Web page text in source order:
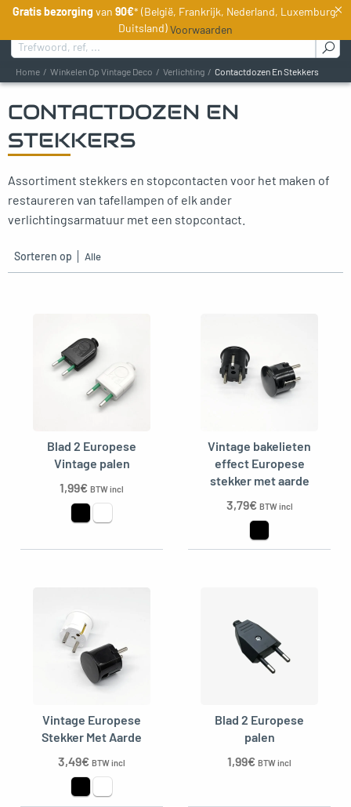
NL
Zoeken naar :
Home Winkelen Op Vintage Deco Verlichting Contactdozen En Stekkers
CONTACTDOZEN EN
STEKKERS
Assortiment stekkers en stopcontacten voor het maken of
restaureren van tafellampen of elk ander
verlichtingsarmatuur met een stopcontact.
Sorteren op
Blad 2 Europese
Vintage palen
1,99€ BTW incl
Vintage bakelieten
effect Europese
stekker met aarde
3,79€ BTW incl
Vintage Europese
Stekker Met Aarde
3,49€ BTW incl
Blad 2 Europese
palen
1,99€ BTW incl
menu
menu
menu
menu
menu
menu
menu
Gratis bezorging van 90€* (België, Frankrijk, Nederland, Luxemburg,
Duitsland)Voorwaarden
×